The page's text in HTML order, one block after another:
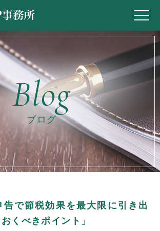
ブログ
告で節税効果を最大限に引き出
くべきポイント」